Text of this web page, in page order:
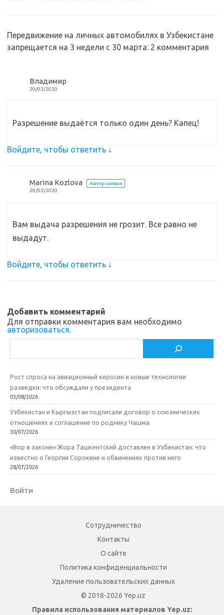
i
k
kи
т
Передвижение на личных автомобилях в Узбекистане
запрещается на 3 недели с 30 марта: 2 комментария
Владимир
29/03/2020
Разрешение выдаётся только один день? Капец!
Войдите, чтобы ответить ↓
Marina Kozlova
Автор записи
29/03/2020
Вам выдача разрешения не грозит. Все равно не
выдадут.
Войдите, чтобы ответить ↓
Добавить комментарий
Для отправки комментария вам необходимо
авторизоваться.
Рост спроса на авиационный керосин и новые технологии
разведки: что обсуждали у президента
03/08/2026
Узбекистан и Кыргызстан подписали договор о союзнических
отношениях и соглашение по роднику Чашма
30/07/2026
«Вор в законе» Жора Ташкентский доставлен в Узбекистан: что
известно о Георгии Сорокине и обвинениях против него
28/07/2026
Войти
Сотрудничество
Контакты
О сайте
Политика конфиденциальности
Удаление пользовательских данных
© 2018-2026 Yep.uz
Правила использования материалов Yep.uz: